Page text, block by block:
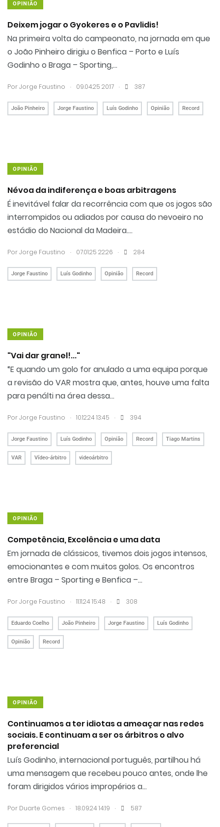
OPINIÃO
Deixem jogar o Gyokeres e o Pavlidis!
Na primeira volta do campeonato, na jornada em que
o João Pinheiro dirigiu o Benfica – Porto e Luís
Godinho o Braga – Sporting,...
PorJorge Faustino . 09.04.25 20:17 . 387
João Pinheiro Jorge Faustino Luís Godinho Opinião Record
OPINIÃO
Névoa da indiferença e boas arbitragens
É inevitável falar da recorrência com que os jogos são
interrompidos ou adiados por causa do nevoeiro no
estádio do Nacional da Madeira....
PorJorge Faustino . 07.01.25 22:26 . 284
Jorge Faustino Luís Godinho Opinião Record
OPINIÃO
"Vai dar granel!..."
“E quando um golo for anulado a uma equipa porque
a revisão do VAR mostra que, antes, houve uma falta
para penálti na área dessa...
PorJorge Faustino . 10.12.24 13:45 . 394
Jorge Faustino Luís Godinho Opinião Record Tiago Martins
VAR Vídeo-árbitro videoárbitro
OPINIÃO
Competência, Excelência e uma data
Em jornada de clássicos, tivemos dois jogos intensos,
emocionantes e com muitos golos. Os encontros
entre Braga – Sporting e Benfica –...
PorJorge Faustino . 11.11.24 15:48 . 308
Eduardo Coelho João Pinheiro Jorge Faustino Luís Godinho
Opinião Record
OPINIÃO
Continuamos a ter idiotas a ameaçar nas redes
sociais. E continuam a ser os árbitros o alvo
preferencial
Luís Godinho, internacional português, partilhou há
uma mensagem que recebeu pouco antes, onde lhe
foram dirigidos vários impropérios a...
Por Duarte Gomes . 18.09.24 14:19 . 587